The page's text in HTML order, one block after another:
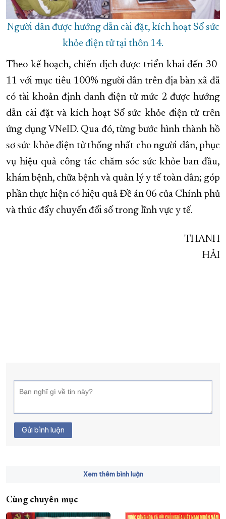
Người dân được hướng dẫn cài đặt, kích hoạt Sổ sức
khỏe điện tử tại thôn 14.
Theo kế hoạch, chiến dịch được triển khai đến 30-
11 với mục tiêu 100% người dân trên địa bàn xã đã
có tài khoản định danh điện tử mức 2 được hướng
dẫn cài đặt và kích hoạt Sổ sức khỏe điện tử trên
ứng dụng VNeID. Qua đó, từng bước hình thành hồ
sơ sức khỏe điện tử thống nhất cho người dân, phục
vụ hiệu quả công tác chăm sóc sức khỏe ban đầu,
khám bệnh, chữa bệnh và quản lý y tế toàn dân; góp
phần thực hiện có hiệu quả Đề án 06 của Chính phủ
và thúc đẩy chuyển đổi số trong lĩnh vực y tế.
THANH
HẢI
Gửi bình luận
Xem thêm bình luận
Cùng chuyên mục